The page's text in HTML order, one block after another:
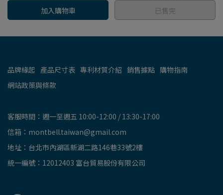
加入購物車 已售完
品牌緣起 產品尺寸表 專利材質介紹 銷售據點 購物指南
網站政策與條款
客服時間：週一至週五 10:00-12:00 / 13:30-17:00
信箱：montbell.taiwan@gmail.com
地址：台北市內湖區新湖二路146巷33號2樓
統一編號：12012403 富台貿易股份有限公司